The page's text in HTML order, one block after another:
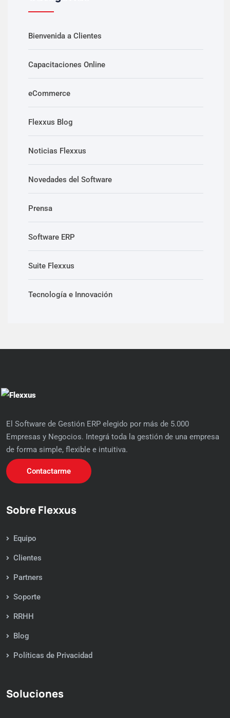
Bienvenida a Clientes
Capacitaciones Online
eCommerce
Flexxus Blog
Noticias Flexxus
Novedades del Software
Prensa
Software ERP
Suite Flexxus
Tecnología e Innovación
El Software de Gestión ERP elegido por más de 5.000
Empresas y Negocios. Integrá toda la gestión de una empresa
de forma simple, flexible e intuitiva.
Contactarme
Sobre Flexxus
Equipo
Clientes
Partners
Soporte
RRHH
Blog
Políticas de Privacidad
Soluciones